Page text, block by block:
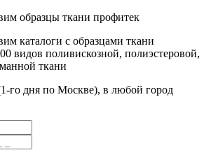
образцы ткани профитек
каталоги с образцами ткани
видов поливискозной, полиэстеровой,
ткани
го дня по Москве), в любой город